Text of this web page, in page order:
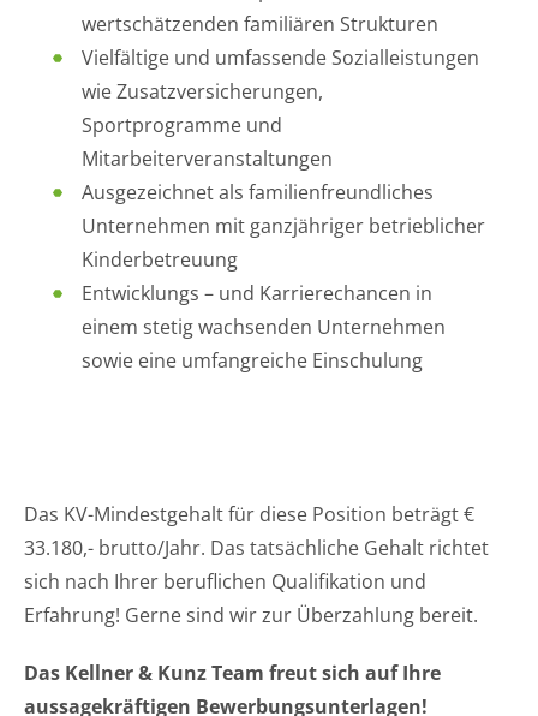
wertschätzenden familiären Strukturen
Vielfältige und umfassende Sozialleistungen
wie Zusatzversicherungen,
Sportprogramme und
Mitarbeiterveranstaltungen
Ausgezeichnet als familienfreundliches
Unternehmen mit ganzjähriger betrieblicher
Kinderbetreuung
Entwicklungs – und Karrierechancen in
einem stetig wachsenden Unternehmen
sowie eine umfangreiche Einschulung
Das KV-Mindestgehalt für diese Position beträgt €
33.180,- brutto/Jahr. Das tatsächliche Gehalt richtet
sich nach Ihrer beruflichen Qualifikation und
Erfahrung! Gerne sind wir zur Überzahlung bereit.
Das Kellner & Kunz Team freut sich auf Ihre
aussagekräftigen Bewerbungsunterlagen!